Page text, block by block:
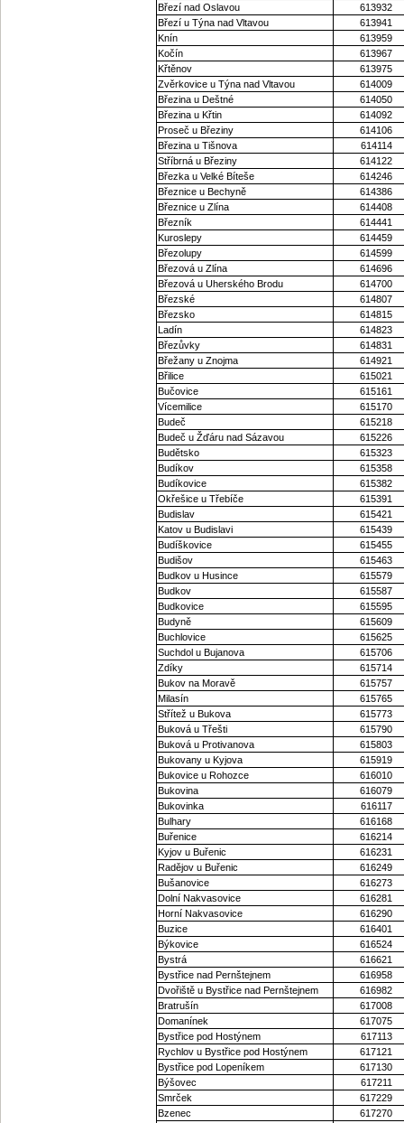
Březí nad Oslavou
613932
Březí u Týna nad Vltavou
613941
Knín
613959
Kočín
613967
Křtěnov
613975
Zvěrkovice u Týna nad Vltavou
614009
Březina u Deštné
614050
Březina u Křtin
614092
Proseč u Březiny
614106
Březina u Tišnova
614114
Stříbrná u Březiny
614122
Březka u Velké Bíteše
614246
Březnice u Bechyně
614386
Březnice u Zlína
614408
Březník
614441
Kuroslepy
614459
Březolupy
614599
Březová u Zlína
614696
Březová u Uherského Brodu
614700
Březské
614807
Březsko
614815
Ladín
614823
Březůvky
614831
Břežany u Znojma
614921
Břilice
615021
Bučovice
615161
Vícemilice
615170
Budeč
615218
Budeč u Žďáru nad Sázavou
615226
Budětsko
615323
Budíkov
615358
Budíkovice
615382
Okřešice u Třebíče
615391
Budislav
615421
Katov u Budislavi
615439
Budíškovice
615455
Budišov
615463
Budkov u Husince
615579
Budkov
615587
Budkovice
615595
Budyně
615609
Buchlovice
615625
Suchdol u Bujanova
615706
Zdíky
615714
Bukov na Moravě
615757
Milasín
615765
Střítež u Bukova
615773
Buková u Třešti
615790
Buková u Protivanova
615803
Bukovany u Kyjova
615919
Bukovice u Rohozce
616010
Bukovina
616079
Bukovinka
616117
Bulhary
616168
Buřenice
616214
Kyjov u Buřenic
616231
Radějov u Buřenic
616249
Bušanovice
616273
Dolní Nakvasovice
616281
Horní Nakvasovice
616290
Buzice
616401
Býkovice
616524
Bystrá
616621
Bystřice nad Pernštejnem
616958
Dvořiště u Bystřice nad Pernštejnem
616982
Bratrušín
617008
Domanínek
617075
Bystřice pod Hostýnem
617113
Rychlov u Bystřice pod Hostýnem
617121
Bystřice pod Lopeníkem
617130
Býšovec
617211
Smrček
617229
Bzenec
617270